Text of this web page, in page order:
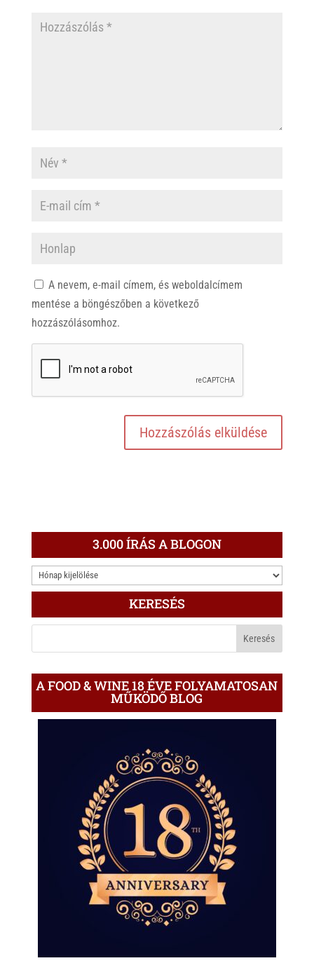
A nevem, e-mail címem, és weboldalcímem
mentése a böngészőben a következő
hozzászólásomhoz.
3.000 ÍRÁS A BLOGON
3.000
ÍRÁS
BLOGON
KERESÉS
A FOOD & WINE 18 ÉVE FOLYAMATOSAN
MŰKÖDŐ BLOG